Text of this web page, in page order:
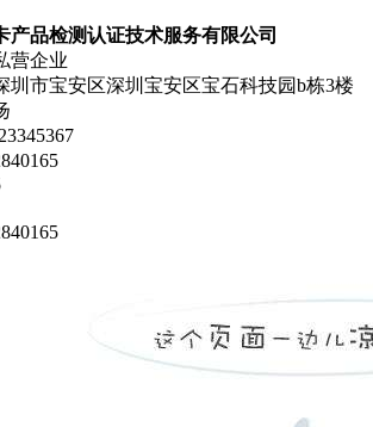
产品检测认证技术服务有限公司
营企业
圳市宝安区深圳宝安区宝石科技园b栋3楼